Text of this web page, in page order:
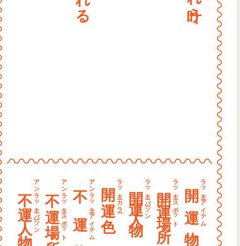
〰〰〰〰〰〰〰〰〰〰〰
開 運 物ラッキーアイテム
開運場所ラッキースポット
開運人物ラッキーパーソン
開 運 色ラッキーカラー
不 運 物アンラッキーアイテム
不運場所アンラッキースポット
不運人物アンラッキーパーソン
〰
〰
〰
〰
〰
〰
〰
〰
〰
〰
〰
〰
〰